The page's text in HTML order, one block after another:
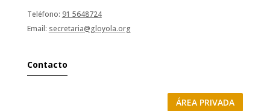
Teléfono: 91 5648724
Email: secretaria@gloyola.org
Contacto
ÁREA PRIVADA